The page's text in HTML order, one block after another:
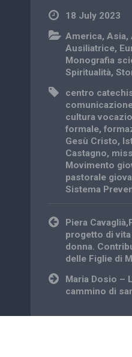
18 July 2023
America,Asia,
Ausiliatrice,
Monografia
Spiritualità,
centro
cultura
formale,
Gesù Cristo,
Castagno,
Movimento
pastorale
Sistema
Post
navigation
Piera
progetto di
donna.
delle Figlie di
Maria Dosio –
cammino di